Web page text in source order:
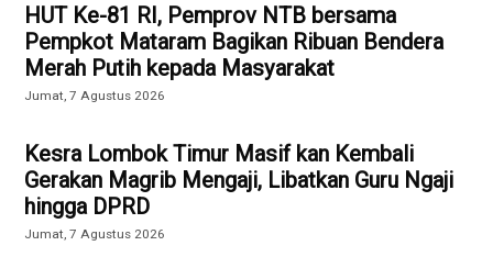
HUT Ke-81 RI, Pemprov NTB bersama
Pempkot Mataram Bagikan Ribuan Bendera
Merah Putih kepada Masyarakat
Jumat, 7 Agustus 2026
Kesra Lombok Timur Masif kan Kembali
Gerakan Magrib Mengaji, Libatkan Guru Ngaji
hingga DPRD
Jumat, 7 Agustus 2026